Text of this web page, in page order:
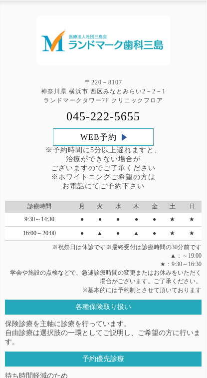
〒220－8107
神奈川県 横浜市 西区みなとみらい2－2－1
ランドマークタワー7F クリニックフロア
045-222-5655
WEB予約
※予約時間に5分以上遅れますと、
治療ができない場合が
ございますのでご了承ください
※ホワイトニングご希望の方は
お電話にてご予約下さい
診療時間 月 火 水 木 金 土
日
9:30～14:30
● ● ● ● ● ★
★
16:00～20:00
● ▲ ● ▲ ● ★
★
※祝祭日は休診です※最終受付は診療時間の30分前です
▲：～19:00
★：9:30～16:30
学会や施設の点検などで、急遽診療時間の変更またはお休みをいただく
場合がございます。ご了承ください。
※基本的には予約制とさせて頂いております
各種保険取り扱い
保険診療を主軸に診療を行っています。
自由診療は選択肢の一環としてご説明し、ご希望の方に行いま
す。
予約優先診療
待ち時間軽減のため